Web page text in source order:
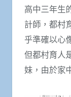
高中三年生
計師，都村
乎準確以心
但都村育人
妹，由於家